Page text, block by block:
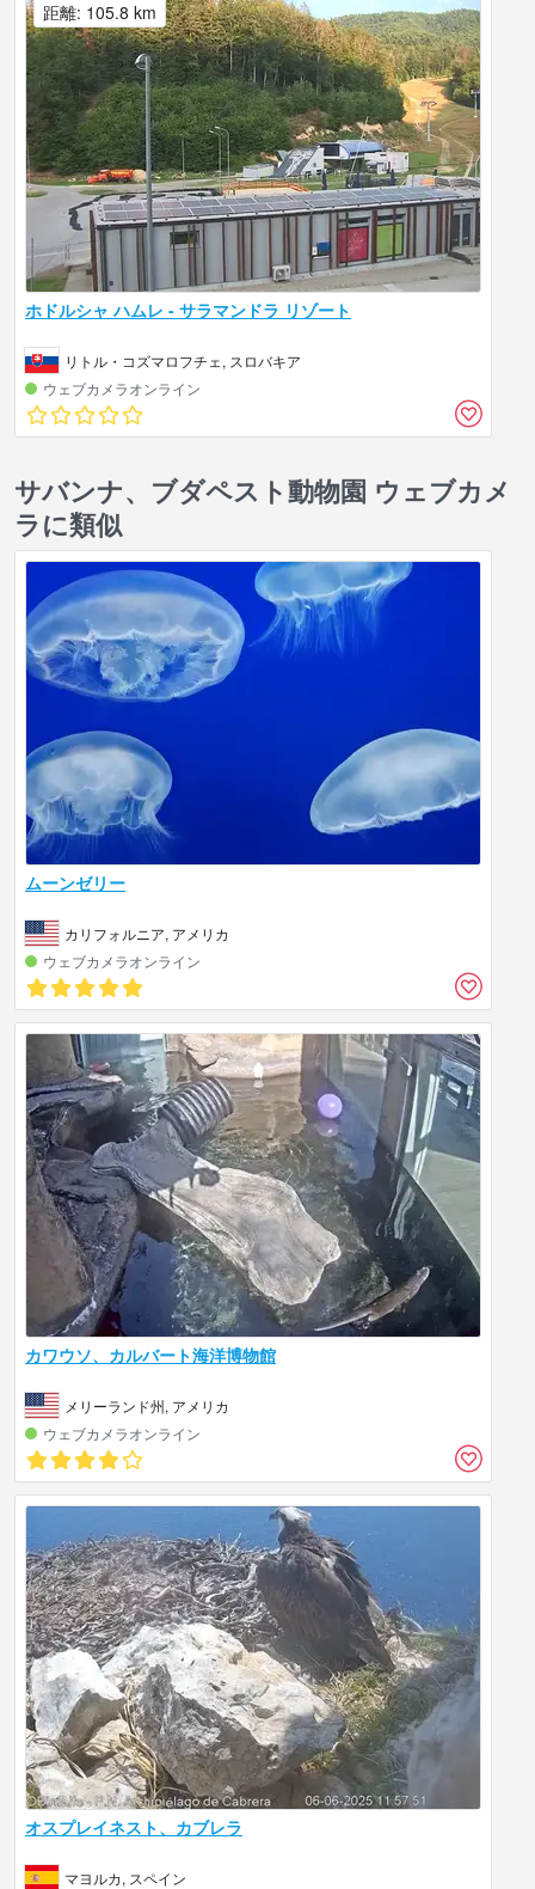
ホドルシャ ハムレ - サラマンドラ リゾート
リトル・コズマロフチェ, スロバキア
ウェブカメラオンライン
距離: 105.8 km
サバンナ、ブダペスト動物園 ウェブカメ
ラに類似
ムーンゼリー
カリフォルニア, アメリカ
ウェブカメラオンライン
カワウソ、カルバート海洋博物館
メリーランド州, アメリカ
ウェブカメラオンライン
オスプレイネスト、カブレラ
マヨルカ, スペイン